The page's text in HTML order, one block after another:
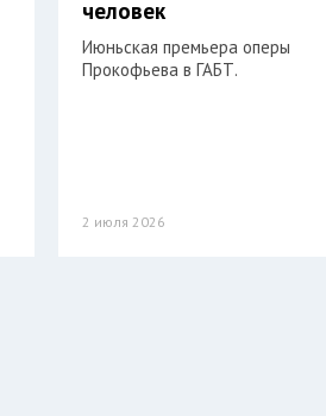
человек
Июньская премьера оперы
Прокофьева в ГАБТ.
2 июля 2026